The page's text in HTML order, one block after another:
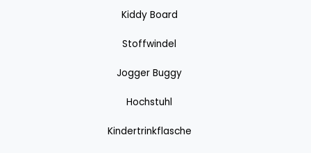
Kiddy Board
Stoffwindel
Jogger Buggy
Hochstuhl
Kindertrinkflasche